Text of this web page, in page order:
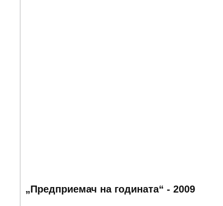
„Предприемач на годината“ - 2009